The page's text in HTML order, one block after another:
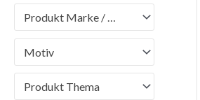
Produkt Marke / Brand
Motiv
Produkt Thema